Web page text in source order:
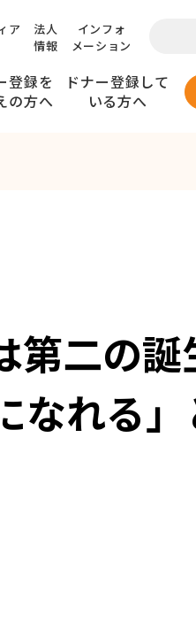
ア
法人
情報
インフォ
メーション
骨髄バンク
公開資料
登録を
の方へ
54歳以下で
健康状態が良好な方
ドナー登録して
いる方へ
第二の
なれる